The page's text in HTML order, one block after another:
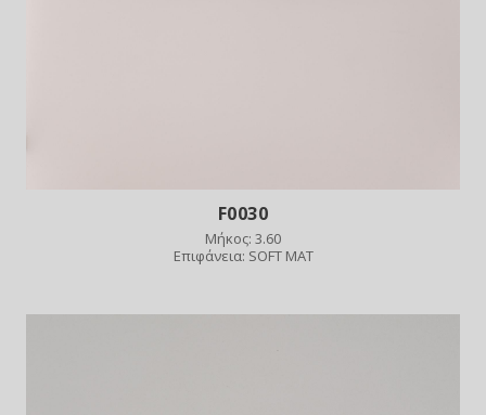
F0030
Μήκος: 3.60
Επιφάνεια: SOFT MAT